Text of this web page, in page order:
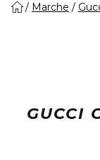
Marche
GUCCI